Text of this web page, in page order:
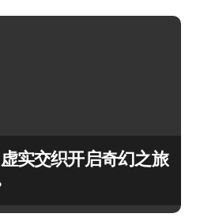
实交织开启奇幻之旅